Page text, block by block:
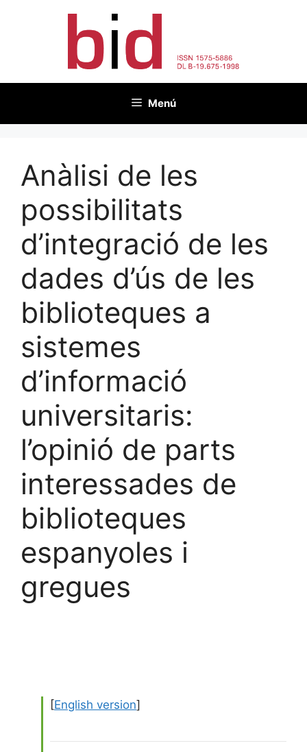
Menú
Anàlisi de les
possibilitats
d’integració de les
dades d’ús de les
biblioteques a
sistemes
d’informació
universitaris:
l’opinió de parts
interessades de
biblioteques
espanyoles i
gregues
[English version]